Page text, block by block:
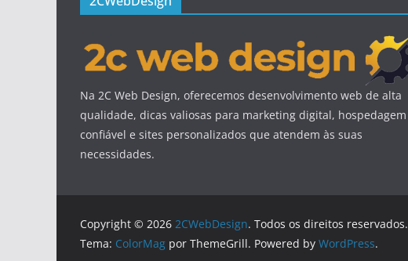
Na 2C Web Design, oferecemos desenvolvimento web de alta
qualidade, dicas valiosas para marketing digital, hospedagem
confiável e sites personalizados que atendem às suas
necessidades.
Copyright © 2026 2CWebDesign. Todos os direitos reservados.
Tema: ColorMag por ThemeGrill. Powered by WordPress.